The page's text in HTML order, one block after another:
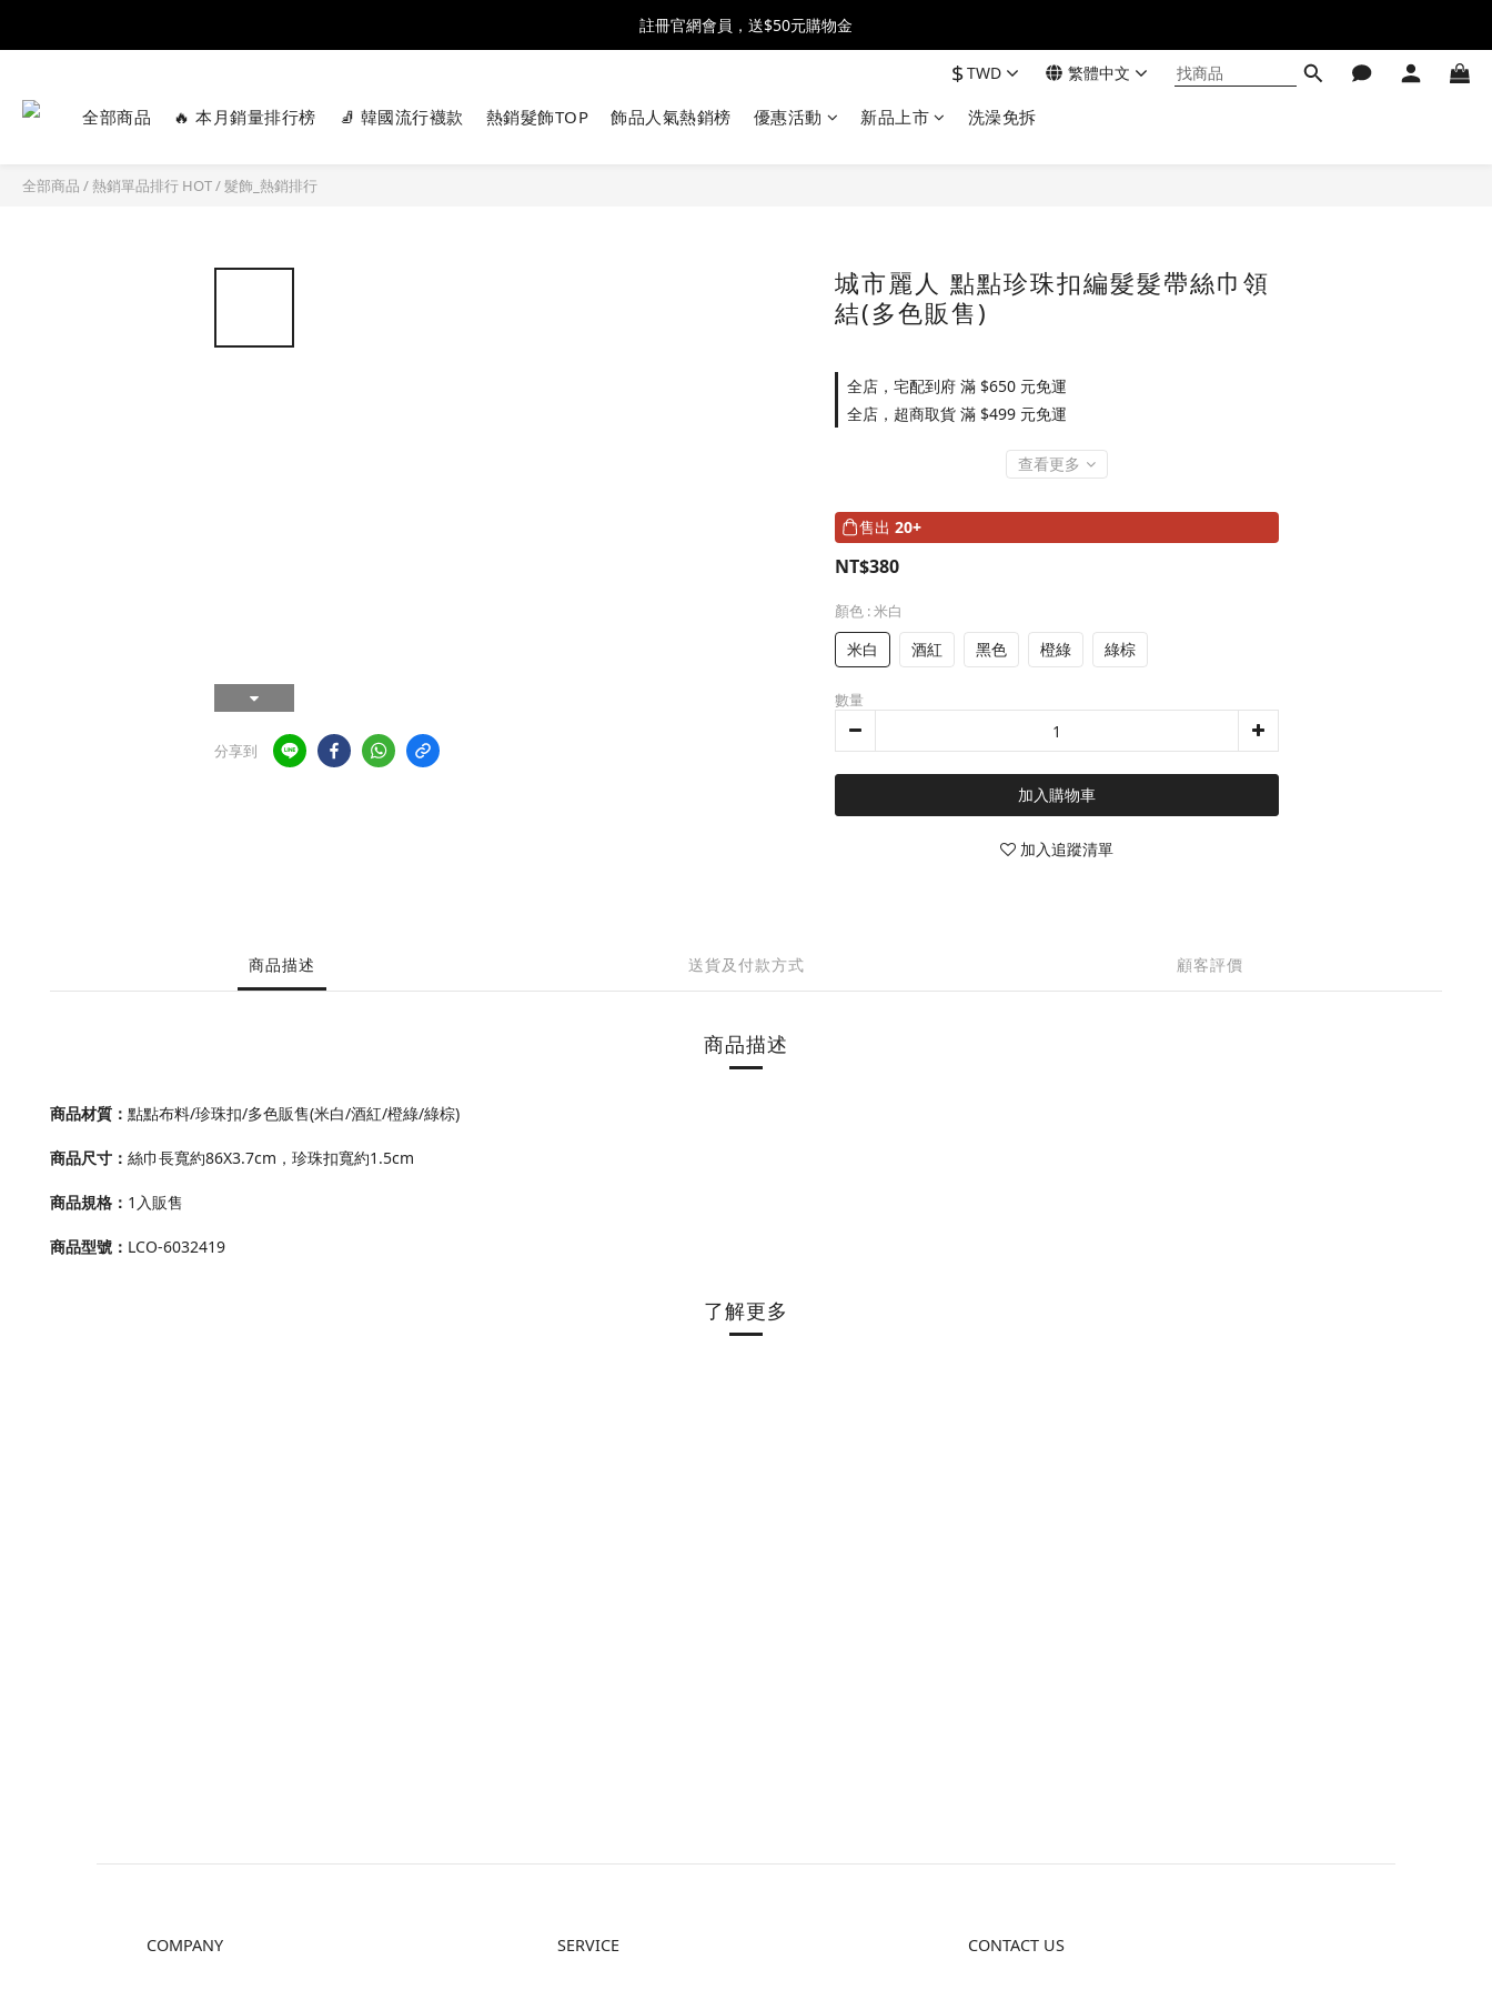
全館消費滿$2500 贈 ♡ 冰淇淋提霸杯 ♡
註冊官網會員，送$50元購物金
$TWD 繁體中文
全部商品 🔥 本月銷量排行榜 🧦 韓國流行襪款 熱銷髮飾TOP 飾品人氣熱銷榜 優惠活動 新品上市 洗澡免拆
全部商品 /熱銷單品排行 HOT/髮飾_熱銷排行
分享到
城市麗人 點點珍珠扣編髮髮帶絲巾領
結(多色販售)
全店，宅配到府 滿 $650 元免運
全店，超商取貨 滿 $499 元免運
查看更多
售出 20+
NT$380
顏色 : 米白
米白 酒紅 黑色 橙綠 綠棕
數量
加入購物車
加入追蹤清單
商品描述 送貨及付款方式 顧客評價
商品描述
商品材質： 點點布料/珍珠扣/多色販售(米白/酒紅/橙綠/綠棕)
商品尺寸 ： 絲巾長寬約86X3.7cm，珍珠扣寬約1.5cm
商品規格 ： 1入販售
商品型號 ： LCO-6032419
了解更多
COMPANY SERVICE CONTACT US